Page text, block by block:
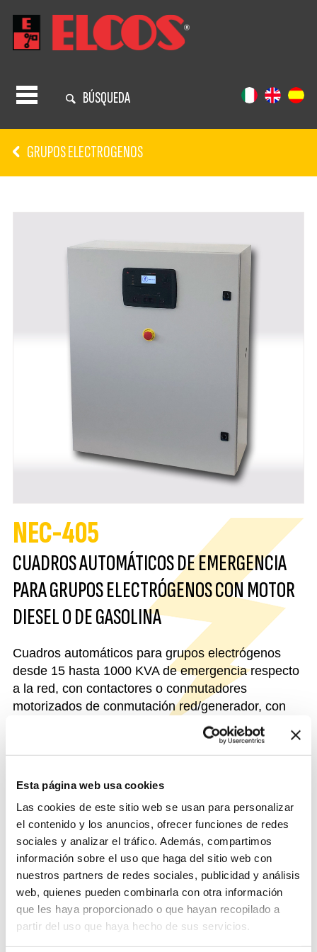
Esta página web usa cookies
Las cookies de este sitio web se usan para personalizar
el contenido y los anuncios, ofrecer funciones de redes
sociales y analizar el tráfico. Además, compartimos
información sobre el uso que haga del sitio web con
nuestros partners de redes sociales, publicidad y análisis
web, quienes pueden combinarla con otra información
que les haya proporcionado o que hayan recopilado a
partir del uso que haya hecho de sus servicios.
BÚSQUEDA
GRUPOS ELECTROGENOS
NEC-405
CUADROS AUTOMÁTICOS DE EMERGENCIA
PARA GRUPOS ELECTRÓGENOS CON MOTOR
DIESEL O DE GASOLINA
Cuadros automáticos para grupos electrógenos
desde 15 hasta 1000 KVA de emergencia respecto
a la red, con contactores o conmutadores
motorizados de conmutación red/generador, con
unidad de control CAM-405 con instrumentos
digitales, indicaciones y avisos en diferentes
idiomas en la pantalla LCD, con Bus CAN (SAE
J1939) y con varias conexiones serie para control
remoto y cargador automático de baterías CBS-031
o CBS-061.
FUNCIONES DISTINTIVAS
DATOS DE IDENTIFICACIÓN